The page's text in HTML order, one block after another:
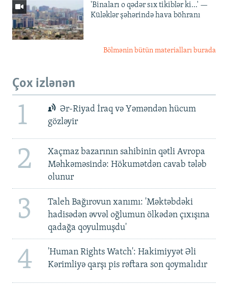
'Binaları o qədər sıx tikiblər ki...' —
Küləklər şəhərində hava böhranı
Bölmənin bütün materialları burada
Çox izlənən
1
Ər-Riyad İraq və Yəməndən hücum
gözləyir
2
Xaçmaz bazarının sahibinin qətli Avropa
Məhkəməsində: Hökumətdən cavab tələb
olunur
3
Taleh Bağırovun xanımı: 'Məktəbdəki
hadisədən əvvəl oğlumun ölkədən çıxışına
qadağa qoyulmuşdu'
4
'Human Rights Watch': Hakimiyyət Əli
Kərimliyə qarşı pis rəftara son qoymalıdır